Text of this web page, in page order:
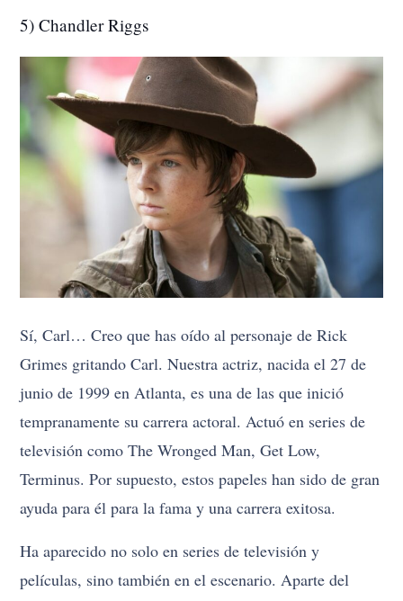
5) Chandler Riggs
Sí, Carl… Creo que has oído al personaje de Rick
Grimes gritando Carl. Nuestra actriz, nacida el 27 de
junio de 1999 en Atlanta, es una de las que inició
tempranamente su carrera actoral. Actuó en series de
televisión como The Wronged Man, Get Low,
Terminus. Por supuesto, estos papeles han sido de gran
ayuda para él para la fama y una carrera exitosa.
Ha aparecido no solo en series de televisión y
películas, sino también en el escenario. Aparte del